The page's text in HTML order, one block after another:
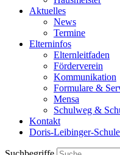
Aktuelles
News
Termine
Elterninfos
Elternleitfaden
Förderverein
Kommunikation
Formulare &
Mensa
Schulweg &
Kontakt
Doris-Leibinger-